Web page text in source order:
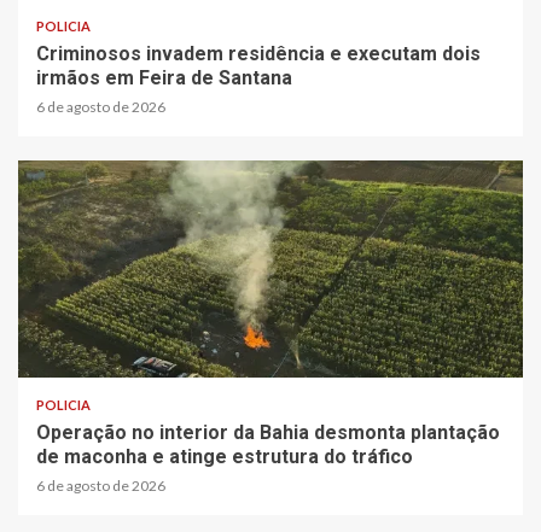
POLICIA
Criminosos invadem residência e executam dois
irmãos em Feira de Santana
6 de agosto de 2026
3 min read
POLICIA
Operação no interior da Bahia desmonta plantação
de maconha e atinge estrutura do tráfico
6 de agosto de 2026